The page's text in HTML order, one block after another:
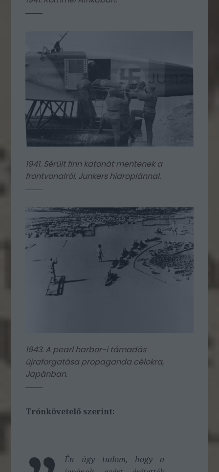
1941. Sérült finn katonát mentenek a
frontvonalról, Junkers hidroplánnal.
1943. A pearl harbor-i támadás
újraforgatása propaganda célokra,
Japánban.
Trónkövetelő szerint:
Én úgy tudom, hogy a